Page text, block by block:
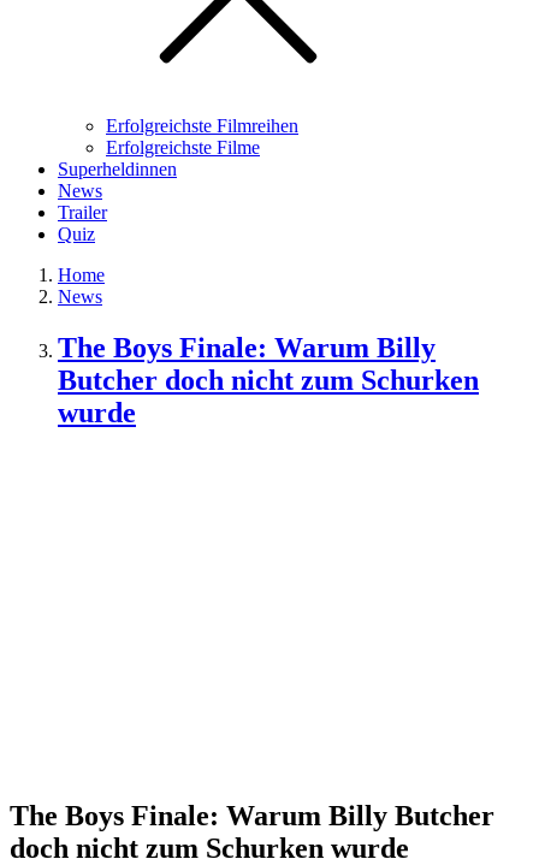
Erfolgreichste Filmreihen
Erfolgreichste Filme
Superheldinnen
News
Trailer
Quiz
Home
News
The Boys Finale: Warum Billy
Butcher doch nicht zum Schurken
wurde
The Boys Finale: Warum Billy Butcher
doch nicht zum Schurken wurde